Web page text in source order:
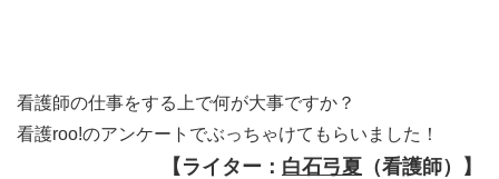
看護師の仕事をする上で何が大事ですか？
看護roo!のアンケートでぶっちゃけてもらいました！
【ライター： 白石弓夏 （看護師）】